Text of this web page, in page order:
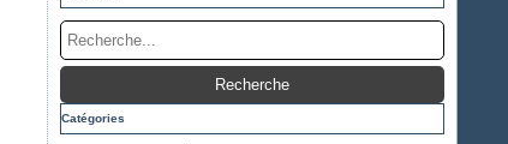
Catégories